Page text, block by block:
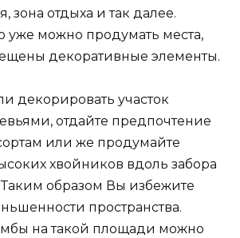
зона отдыха и так далее.
уже можно продумать места,
декоративные элементы.
декорировать участок
отдайте предпочтение
или же продумайте
хвойников вдоль забора
образом Вы избежите
пространства.
на такой площади можно